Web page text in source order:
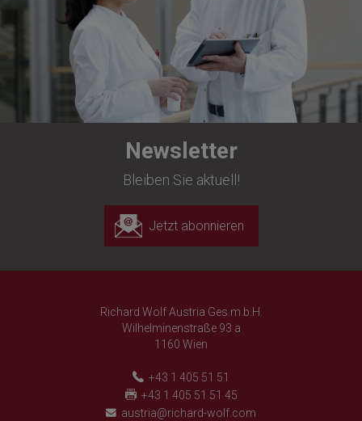
Newsletter
Bleiben Sie aktuell!
Jetzt abonnieren
Richard Wolf Austria Ges.m.b.H.
Wilhelminenstraße 93 a
1160 Wien
+43 1 405 51 51
+43 1 405 51 51 45
austria@richard-wolf.com